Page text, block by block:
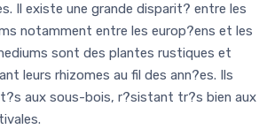
Il existe une grande disparit? entre les
notamment entre les europ?ens et les
sont des plantes rustiques et
leurs rhizomes au fil des ann?es. Ils
aux sous-bois, r?sistant tr?s bien aux